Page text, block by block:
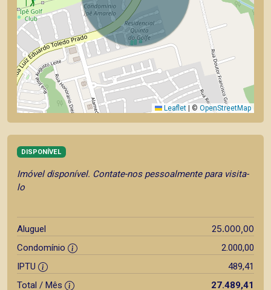
Leaflet © OpenStreetMap
DISPONÍVEL
Imóvel disponível. Contate-nos pessoalmente para visita-
lo
Aluguel 25.000,00
Condomínio
2.000,00
IPTU
489,41
Total / Mês
27.489,41